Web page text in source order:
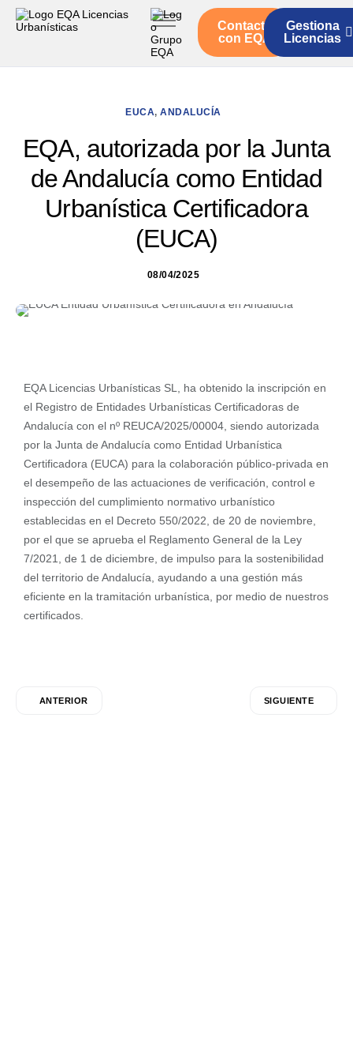
Servicios
Contacto
con EQA
Gestiona
Licencias
EUCA,ANDALUCÍA
EQA, autorizada por la Junta
de Andalucía como Entidad
Urbanística Certificadora
(EUCA)
08/04/2025
EQA Licencias Urbanísticas SL, ha obtenido la inscripción en
el Registro de Entidades Urbanísticas Certificadoras de
Andalucía con el nº REUCA/2025/00004, siendo autorizada
por la Junta de Andalucía como Entidad Urbanística
Certificadora (EUCA) para la colaboración público-privada en
el desempeño de las actuaciones de verificación, control e
inspección del cumplimiento normativo urbanístico
establecidas en el Decreto 550/2022, de 20 de noviembre,
por el que se aprueba el Reglamento General de la Ley
7/2021, de 1 de diciembre, de impulso para la sostenibilidad
del territorio de Andalucía, ayudando a una gestión más
eficiente en la tramitación urbanística, por medio de nuestros
certificados.
ANTERIOR SIGUIENTE